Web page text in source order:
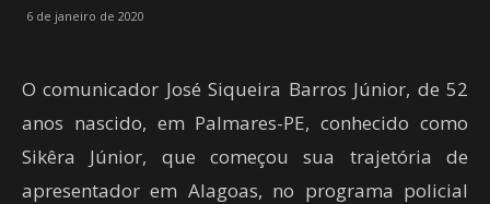
6 de janeiro de 2020
O comunicador José Siqueira Barros Júnior, de 52
anos nascido, em Palmares-PE, conhecido como
Sikêra Júnior, que começou sua trajetória de
apresentador em Alagoas, no programa policial